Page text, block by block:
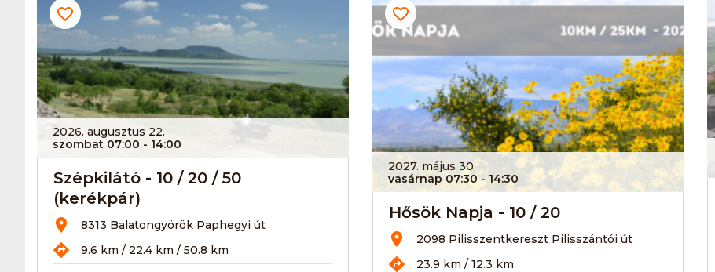
2026. augusztus 22.
szombat 07:00 - 14:00
Szépkilátó - 10 / 20 / 50
(kerékpár)
8313 Balatongyörök Paphegyi út
9.6 km / 22.4 km / 50.8 km
2027. május 30.
vasárnap 07:30- 14:30
Hősök Napja - 10 / 20
2098 Pilisszentkereszt Pilisszántói út
23.9 km / 12.3 km